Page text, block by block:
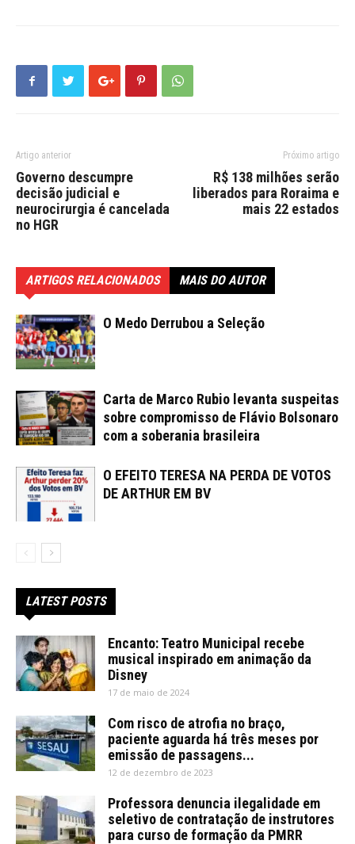
Artigo anterior
Governo descumpre
decisão judicial e
neurocirurgia é cancelada
no HGR
Próximo artigo
R$ 138 milhões serão
liberados para Roraima e
mais 22 estados
ARTIGOS RELACIONADOS MAIS DO AUTOR
O Medo Derrubou a Seleção
Carta de Marco Rubio levanta suspeitas
sobre compromisso de Flávio Bolsonaro
com a soberania brasileira
O EFEITO TERESA NA PERDA DE VOTOS
DE ARTHUR EM BV
LATEST POSTS
Encanto: Teatro Municipal recebe
musical inspirado em animação da
Disney
17 de maio de 2024
Com risco de atrofia no braço,
paciente aguarda há três meses por
emissão de passagens...
12 de dezembro de 2023
Professora denuncia ilegalidade em
seletivo de contratação de instrutores
para curso de formação da PMRR